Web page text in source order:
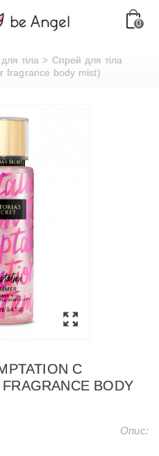
0
тіла > Спрей для тіла
fragrance body mist)
C
BODY
Опис: